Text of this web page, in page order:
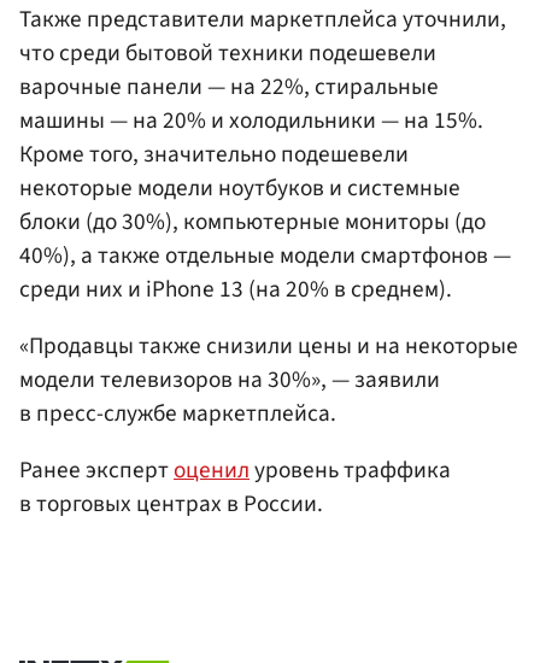
Также представители маркетплейса уточнили,
что среди бытовой техники подешевели
варочные панели — на 22%, стиральные
машины — на 20% и холодильники — на 15%.
Кроме того, значительно подешевели
некоторые модели ноутбуков и системные
блоки (до 30%), компьютерные мониторы (до
40%), а также отдельные модели смартфонов —
среди них и iPhone 13 (на 20% в среднем).
«Продавцы также снизили цены и на некоторые
модели телевизоров на 30%», — заявили
в пресс-службе маркетплейса.
Ранее экспертоценилуровень траффика
в торговых центрах в России.